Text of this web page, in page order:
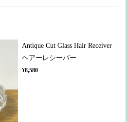
Antique Cut Glass Hair Receiver
ヘアーレシーバー
¥8,580